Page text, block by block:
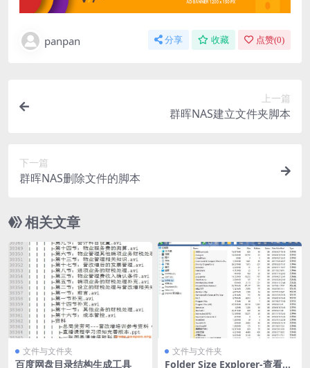
panpan 分享 收藏 点赞(0)
上一篇
群晖NAS建立文件夹脚本
下一篇
群晖NAS删除文件的脚本
相关文章
文件与文件夹
百度网盘目录结构生成工具
文件与文件夹
Folder Size Explorer-查看文